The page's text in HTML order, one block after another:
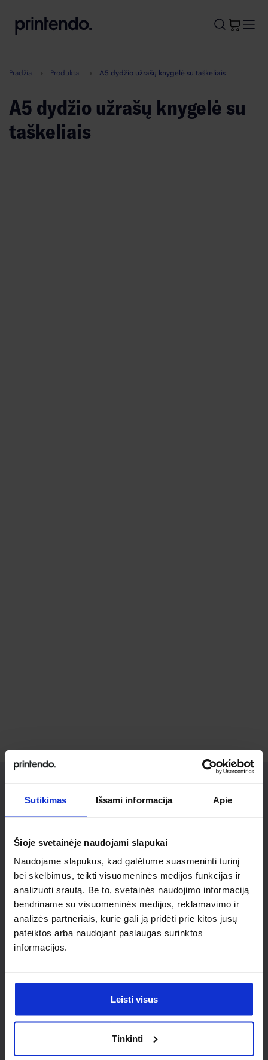
Sutikimas Išsami informacija Apie
Šioje svetainėje naudojami slapukai
Naudojame slapukus, kad galėtume suasmeninti turinį
bei skelbimus, teikti visuomeninės medijos funkcijas ir
analizuoti srautą. Be to, svetainės naudojimo informaciją
bendriname su visuomeninės medijos, reklamavimo ir
analizės partneriais, kurie gali ją pridėti prie kitos jūsų
pateiktos arba naudojant paslaugas surinktos
informacijos.
Leisti visus
Tinkinti
A
Pradžia Produktai A5 dydžio užrašų knygelė su taškeliais
A5 dydžio užrašų knygelė su
taškeliais
Ieškai
individualaus
sprendimo?
Susisiek su mumis dėl
nestandartinio produkto aptarimo.
Susisiekti